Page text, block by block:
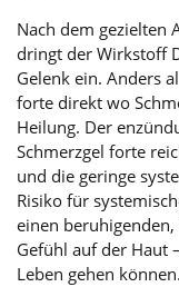
Nach dem gezielten
dringt der Wirkstoff
Gelenk ein. Anders
forte direkt wo
Heilung. Der
Schmerzgel forte
und die geringe
Risiko für
einen
Gefühl auf der Haut
Leben gehen können.